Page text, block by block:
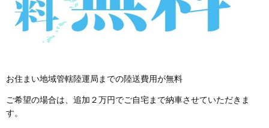
お住まい地域管轄陸運局までの陸送費用が無料
ご希望の場合は、追加２万円でご自宅まで納車させていただきま
す。